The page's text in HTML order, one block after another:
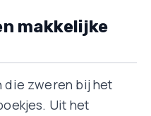
makkelijke
die zweren bij het
Uit het